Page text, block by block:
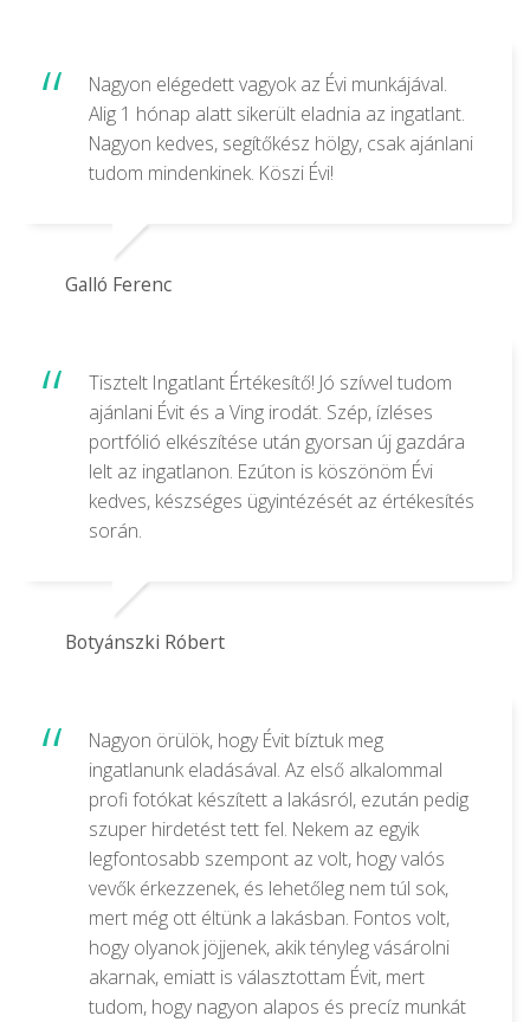
Nagyon elégedett vagyok az Évi munkájával.
Alig 1 hónap alatt sikerült eladnia az ingatlant.
Nagyon kedves, segítőkész hölgy, csak ajánlani
tudom mindenkinek. Köszi Évi!
Galló Ferenc
Tisztelt Ingatlant Értékesítő! Jó szívvel tudom
ajánlani Évit és a Ving irodát. Szép, ízléses
portfólió elkészítése után gyorsan új gazdára
lelt az ingatlanon. Ezúton is köszönöm Évi
kedves, készséges ügyintézését az értékesítés
során.
Botyánszki Róbert
Nagyon örülök, hogy Évit bíztuk meg
ingatlanunk eladásával. Az első alkalommal
profi fotókat készített a lakásról, ezután pedig
szuper hirdetést tett fel. Nekem az egyik
legfontosabb szempont az volt, hogy valós
vevők érkezzenek, és lehetőleg nem túl sok,
mert még ott éltünk a lakásban. Fontos volt,
hogy olyanok jöjjenek, akik tényleg vásárolni
akarnak, emiatt is választottam Évit, mert
tudom, hogy nagyon alapos és precíz munkát